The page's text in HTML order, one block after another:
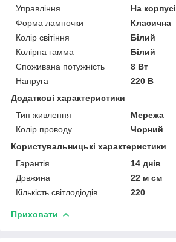
Управління
На корпусі
Форма лампочки
Класична
Колір світіння
Білий
Колірна гамма
Білий
Споживана потужність
8 Вт
Напруга
220 В
Додаткові характеристики
Тип живлення
Мережа
Колір проводу
Чорний
Користувальницькі характеристики
Гарантія
14 днів
Довжина
22 м см
Кількість світлодіодів
220
Приховати